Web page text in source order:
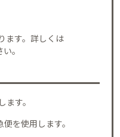
ます。詳しくは
。
す。
を使用します。